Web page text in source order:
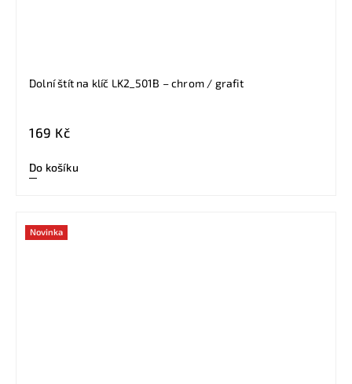
Dolní štít na klíč LK2_501B – chrom / grafit
169 Kč
Do košíku
Novinka